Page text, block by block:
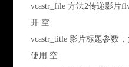
vcastr_file 方法2传递影片
开 空
vcastr_title 影片标题参数
使用 空